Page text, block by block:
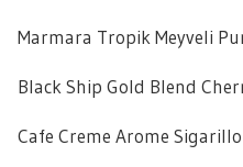
Marmara Tropik Meyveli
Black Ship Gold Blend
Cafe Creme Arome Sigarillo